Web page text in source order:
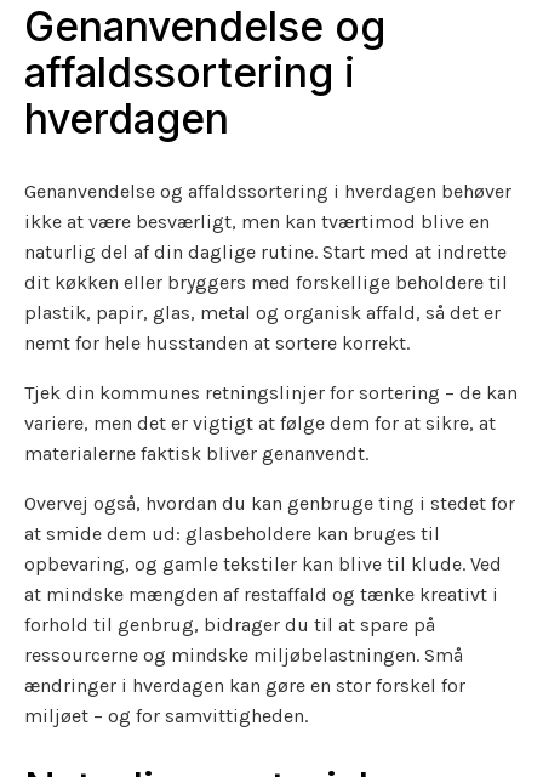
Genanvendelse og
affaldssortering i
hverdagen
Genanvendelse og affaldssortering i hverdagen behøver
ikke at være besværligt, men kan tværtimod blive en
naturlig del af din daglige rutine. Start med at indrette
dit køkken eller bryggers med forskellige beholdere til
plastik, papir, glas, metal og organisk affald, så det er
nemt for hele husstanden at sortere korrekt.
Tjek din kommunes retningslinjer for sortering – de kan
variere, men det er vigtigt at følge dem for at sikre, at
materialerne faktisk bliver genanvendt.
Overvej også, hvordan du kan genbruge ting i stedet for
at smide dem ud: glasbeholdere kan bruges til
opbevaring, og gamle tekstiler kan blive til klude. Ved
at mindske mængden af restaffald og tænke kreativt i
forhold til genbrug, bidrager du til at spare på
ressourcerne og mindske miljøbelastningen. Små
ændringer i hverdagen kan gøre en stor forskel for
miljøet – og for samvittigheden.